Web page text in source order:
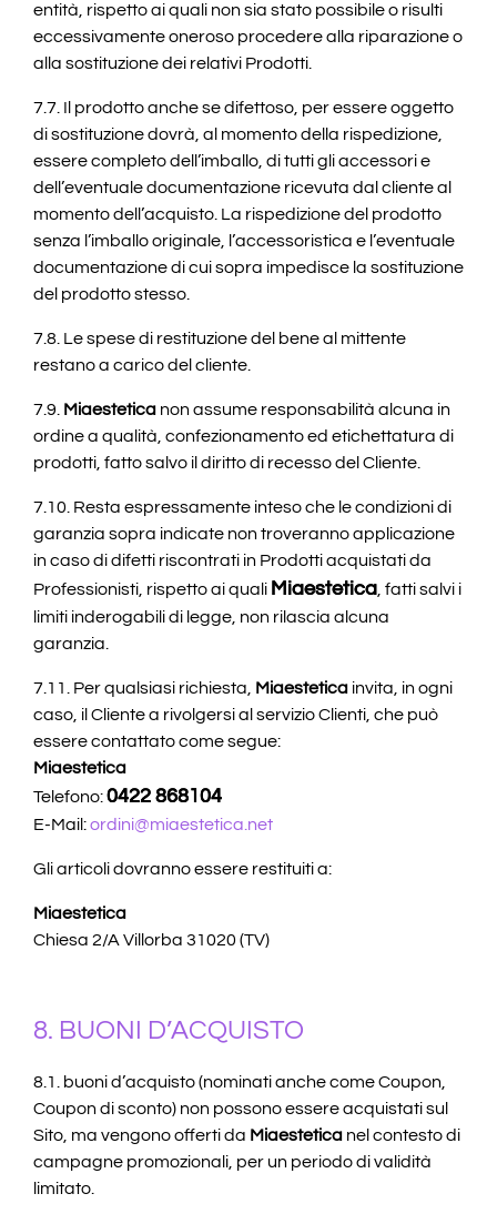
entità, rispetto ai quali non sia stato possibile o risulti
eccessivamente oneroso procedere alla riparazione o
alla sostituzione dei relativi Prodotti.
7.7. Il prodotto anche se difettoso, per essere oggetto
di sostituzione dovrà, al momento della rispedizione,
essere completo dell’imballo, di tutti gli accessori e
dell’eventuale documentazione ricevuta dal cliente al
momento dell’acquisto. La rispedizione del prodotto
senza l’imballo originale, l’accessoristica e l’eventuale
documentazione di cui sopra impedisce la sostituzione
del prodotto stesso.
7.8. Le spese di restituzione del bene al mittente
restano a carico del cliente.
7.9. Miaestetica non assume responsabilità alcuna in
ordine a qualità, confezionamento ed etichettatura di
prodotti, fatto salvo il diritto di recesso del Cliente.
7.10. Resta espressamente inteso che le condizioni di
garanzia sopra indicate non troveranno applicazione
in caso di difetti riscontrati in Prodotti acquistati da
Professionisti, rispetto ai quali Miaestetica , fatti salvi i
limiti inderogabili di legge, non rilascia alcuna
garanzia.
7.11. Per qualsiasi richiesta, Miaestetica invita, in ogni
caso, il Cliente a rivolgersi al servizio Clienti, che può
essere contattato come segue:
Miaestetica
Telefono:0422 868104
E-Mail:ordini@miaestetica.net
Gli articoli dovranno essere restituiti a:
Miaestetica
Chiesa 2/A Villorba 31020 (TV)
8. BUONI D’ACQUISTO
8.1. buoni d’acquisto (nominati anche come Coupon,
Coupon di sconto) non possono essere acquistati sul
Sito, ma vengono offerti da Miaestetica nel contesto di
campagne promozionali, per un periodo di validità
limitato.